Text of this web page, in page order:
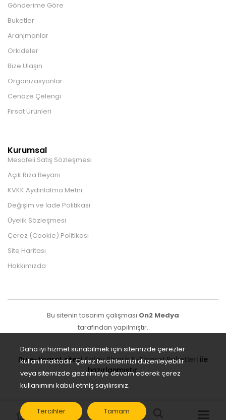
Gönderime Göre
Buketler
Aranjmanlar
Orkideler
Bize Ulaşın
Organizasyonlar
Cenaze Çelengi
Fırsat Ürünleri
Kurumsal
Mesafeli Satış Sözleşmesi
Açık Rıza Beyanı
KVKK Aydınlatma Metni
Değişim ve İade Politikası
Üyelik Sözleşmesi
Çerez (Cookie) Politikası
Site Haritası
Hakkımızda
Bu sitenin tasarım çalışması On2 Medya
tarafından yapılmıştır.
Bu e-ticaret sitesiKolay Sipariş E-Ticaret Paketleri ile
hazırlanmıştır.
Daha iyi hizmet sunabilmek için sitemizde çerezler
kullanılmaktadır. Çerez tercihlerinizi düzenleyebilir
veya sitemizde gezinmeye devam ederek çerez
kullanımını kabul etmiş sayılırsınız.
Tercihler Tamam